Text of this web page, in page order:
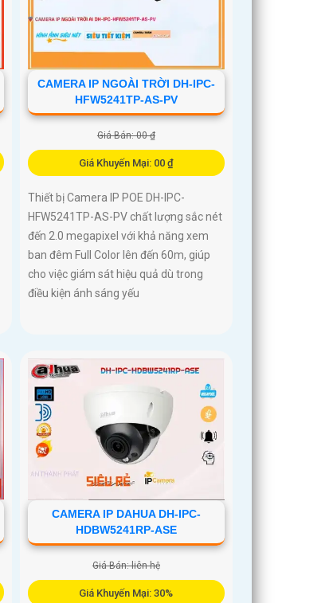
CAMERA IP NGOÀI TRỜI DH-IPC-
HFW5241TP-AS-PV
Giá Bán: 00 ₫
Giá Khuyến Mại: 00 ₫
Thiết bị Camera IP POE DH-IPC-
HFW5241TP-AS-PV chất lượng sắc nét
đến 2.0 megapixel với khả năng xem
ban đêm Full Color lên đến 60m, giúp
cho việc giám sát hiệu quả dù trong
điều kiện ánh sáng yếu
CAMERA IP DAHUA DH-IPC-
HDBW5241RP-ASE
Giá Bán: liên hệ
Giá Khuyến Mại: 30%